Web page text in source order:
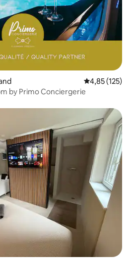
5 üzerinden
4,85 (125)
by Primo Conciergerie